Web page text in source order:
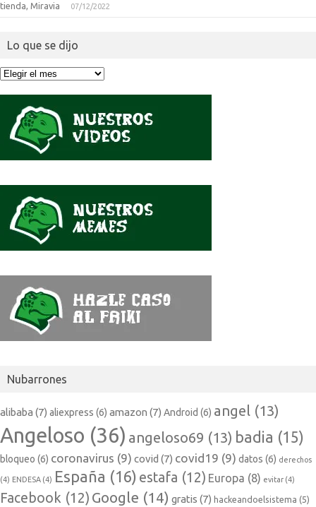
tienda, Miravia
07/12/2022
Lo que se dijo
Lo
Nubarrones
alibaba (7) aliexpress (6) amazon (7) Android (6) angel (13)
Angeloso (36) angeloso69 (13) badia (15)
bloqueo (6) coronavirus (9) covid (7) covid19 (9) datos (6) derechos
(4) ENDESA (4) España (16) estafa (12) Europa (8) evitar (4)
Facebook (12) Google (14) gratis (7) hackeandoelsistema (5)